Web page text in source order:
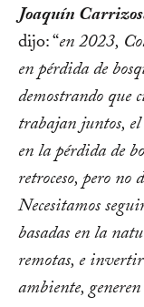
Joaquín
dijo: “en 2023,
en pérdida de
demostrando que
trabajan juntos,
en la pérdida de
retroceso, pero no
Necesitamos
basadas en la
remotas, e
ambiente,